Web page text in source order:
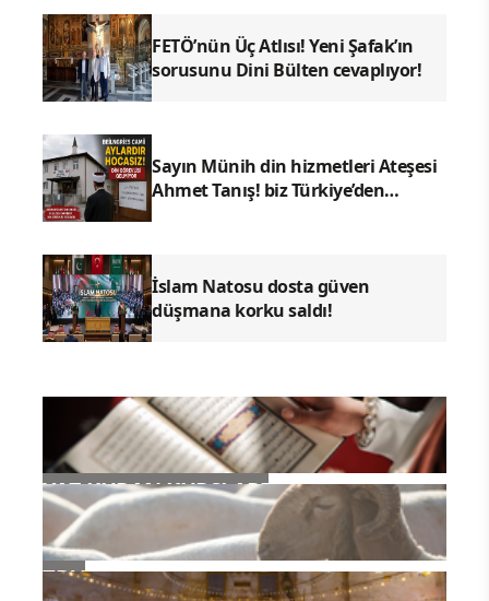
FETÖ’nün Üç Atlısı! Yeni Şafak’ın
sorusunu Dini Bülten cevaplıyor!
Sayın Münih din hizmetleri Ateşesi
Ahmet Tanış! biz Türkiye’den
İslam Natosu dosta güven
düşmana korku saldı!
YAZ KURAN KURSLARI
TDV